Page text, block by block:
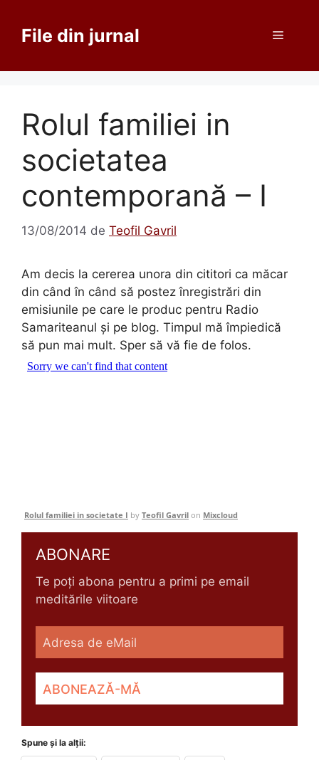
conținutFile din jurnal Meniu
Rolul familiei in
societatea
contemporană – I
13/08/2014 de Teofil Gavril
Am decis la cererea unora din cititori ca măcar
din când în când să postez înregistrări din
emisiunile pe care le produc pentru Radio
Samariteanul şi pe blog. Timpul mă împiedică
să pun mai mult. Sper să vă fie de folos.
Rolul familiei in societate I by Teofil Gavril on Mixcloud
ABONARE
Te poți abona pentru a primi pe email
meditările viitoare
Spune și la alții: